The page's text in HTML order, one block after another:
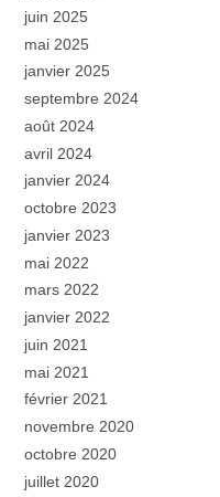
juin 2025
mai 2025
janvier 2025
septembre 2024
août 2024
avril 2024
janvier 2024
octobre 2023
janvier 2023
mai 2022
mars 2022
janvier 2022
juin 2021
mai 2021
février 2021
novembre 2020
octobre 2020
juillet 2020